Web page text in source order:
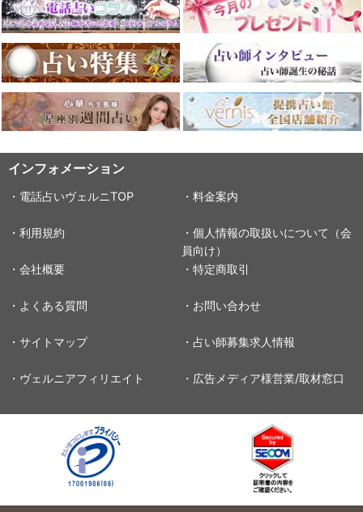
インフォメーション
・電話占いヴェルニTOP ・料金案内
・利用規約
・個人情報の取扱いについて（会
員向け）
・会社概要
・特定商取引
・よくある質問 ・お問い合わせ
・サイトマップ ・占い師募集求人情報
・ヴェルニアフィリエイト ・広告メディア様営業/取材窓口